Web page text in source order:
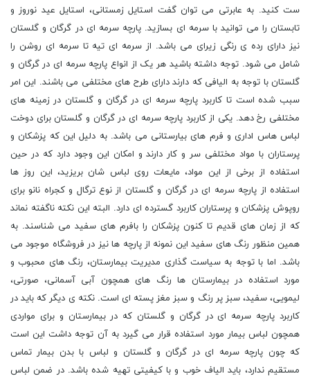
ست کنید. به عابرتی می توان گفت استایل زمستانی، استایل عید نوروز و
تابستان را می ‌توانید با سرمه ‌ای بسازید. پارچه سرمه ای در گرگان و گلستان
نیز دارای رده ی رنگی زیرای می باشد. از سرمه ای تیه تا سرمه ای روشن را
شامل می شود. توجه داشته باشید هر یک از انواع پارچه سرمه ای در گرگان و
گلستان با توجه به الیافی که دارند دارای طرح های مختلفی می باشند. این امر
سبب شده است تا کاربرد پارچه سرمه ای در گرگان و گلستان در زمینه های
مختلفی رخ دهد. یکی از کاربرد پارچه سرمه ای در گرگان و گلستان برای دوخت
لباس هاس اداری و فرم های بیارستانی می باشد. به دلیل این که پزشکان و
پرستاران با مواد مختلفی سر و کار دارند و امکان این وجود دارد که در حین
استفاده از برخی از این مواد، مایعات روی لباس شان بریزید، این روز ها
استفاده از پارچه سرمه ای در گرگان و گلستان از نوع ترگال و کجراه نانو برای
روپوش پزشکان و پرستاران کاربرد گسترده ای دارد. البته این نکته ناگفته نماند
که از زمان های قدیم تا کنون پزشکان را بافرم های سفید می شناسند. به
همین منظور رنگ های سفید این نمونه از پارچه ها نیز در فروشگاه موجود می
باشد. اما با توجه به سیاست گذاری مدیریت بیمارستان، رنگ های محبوب و
مورد استفاده در بیمارستان ها رنگ های همچون آبی آسمانی، صورتی،
لیمویی، سفید، سبز پر رنگ و سبز مغز پسته ای است. نکته ی دیگر که باید در
کاربرد پارچه سرمه ای در گرگان و گلستان که در بیمارستان و برای مواردی
همچون لباس بیمار مورد استفاده قرار می گیرد به آن توجه داشت این است
که چون پارچه سرمه ای در گرگان و گلستان و لباس با بدن بیمار تماس
مستقیم ندارد، باید الیاف خوب و با کیفیتی تهیه شده باشد. در ضمن لباس